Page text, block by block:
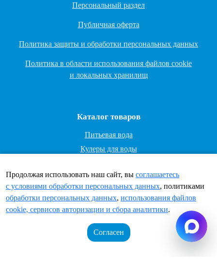
Персональный раздел
Публичная оферта
Политика защиты и обработки персональных данных
Политика в области использования файлов cookie
и локальных хранилищ
Каталог товаров
Питьевая вода
Кулеры для воды
Чай
Кофе
Пурифайеры
Корзина
Продолжая использовать наш сайт, вы соглашаетесь
c условиями обработки персональных данных, политиками
обработки персональных данных, использования файлов
cookie, сервисов авторизации и сбора аналитики.
Согласен